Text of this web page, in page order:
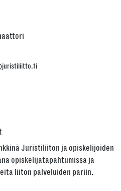
Juristiliiton ja opiskelijoiden
opiskelijatapahtumissa ja
liiton palveluiden pariin.